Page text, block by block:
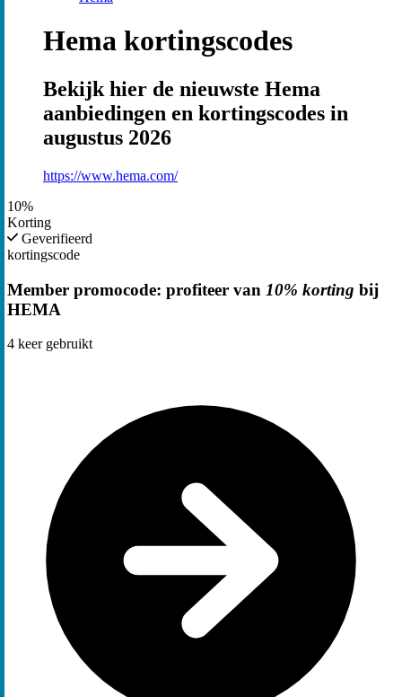
Hema kortingscodes
Bekijk hier de nieuwste Hema
aanbiedingen en kortingscodes in
augustus 2026
https://www.hema.com/
10%
Korting
Geverifieerd
kortingscode
Member promocode: profiteer van 10% korting bij
HEMA
4 keer gebruikt